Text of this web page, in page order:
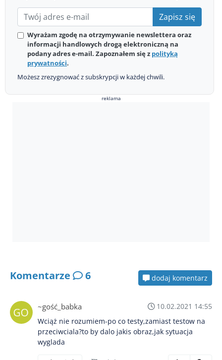
Zapisz się
Wyrażam zgodę na otrzymywanie newslettera oraz
informacji handlowych drogą elektroniczną na
podany adres e-mail. Zapoznałem się z polityką
prywatności.
Możesz zrezygnować z subskrypcji w każdej chwili.
reklama
Komentarze 6 dodaj komentarz
~gość_babka
10.02.2021 14:55
Wciąż nie rozumiem-po co testy,zamiast testow na
przeciwciala?to by dalo jakis obraz,jak sytuacja
wyglada